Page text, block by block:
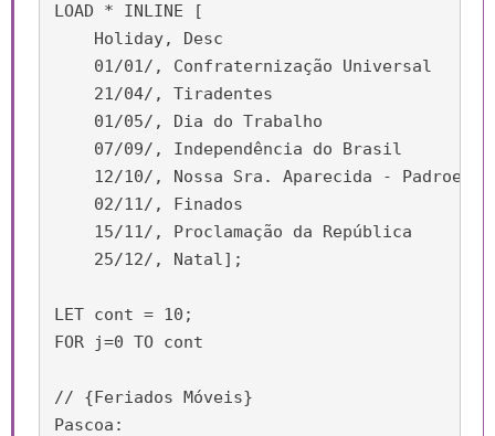
LOAD * INLINE [
Holiday, Desc
01/01/, Confraternização Universal
21/04/, Tiradentes
01/05/, Dia do Trabalho
07/09/, Independência do Brasil
12/10/, Nossa Sra. Aparecida -
02/11/, Finados
15/11/, Proclamação da República
25/12/, Natal];
LET cont = 10;
FOR j=0 TO cont
// {Feriados Móveis}
Pascoa: